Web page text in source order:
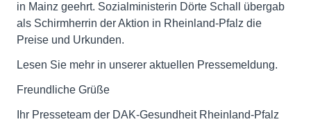
in Mainz geehrt. Sozialministerin Dörte Schall übergab
als Schirmherrin der Aktion in Rheinland-Pfalz die
Preise und Urkunden.
Lesen Sie mehr in unserer aktuellen Pressemeldung.
Freundliche Grüße
Ihr Presseteam der DAK-Gesundheit Rheinland-Pfalz